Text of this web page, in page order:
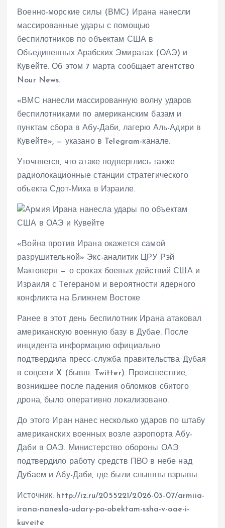
Военно-морские силы (ВМС) Ирана нанесли
массированные удары с помощью
беспилотников по объектам США в
Объединенных Арабских Эмиратах (ОАЭ) и
Кувейте. Об этом 7 марта сообщает агентство
Nour News.
«ВМС нанесли массированную волну ударов
беспилотниками по американским базам и
пунктам сбора в Абу-Даби, лагерю Аль-Адири в
Кувейте», — указано в Telegram-канале.
Уточняется, что атаке подверглись также
радиолокационные станции стратегического
объекта Сдот-Миха в Израиле.
«Война против Ирана окажется самой
разрушительной» Экс-аналитик ЦРУ Рэй
Макговерн — о сроках боевых действий США и
Израиля с Тегераном и вероятности ядерного
конфликта на Ближнем Востоке
Ранее в этот день беспилотник Ирана атаковал
американскую военную базу в Дубае. После
инцидента информацию официально
подтвердила пресс-служба правительства Дубая
в соцсети X (бывш. Twitter). Происшествие,
возникшее после падения обломков сбитого
дрона, было оперативно локализовано.
До этого Иран нанес несколько ударов по штабу
американских военных возле аэропорта Абу-
Даби в ОАЭ. Министерство обороны ОАЭ
подтвердило работу средств ПВО в небе над
Дубаем и Абу-Даби, где были слышны взрывы.
Источник: http://iz.ru/2055221/2026-03-07/armiia-
irana-nanesla-udary-po-obektam-ssha-v-oae-i-
kuveite